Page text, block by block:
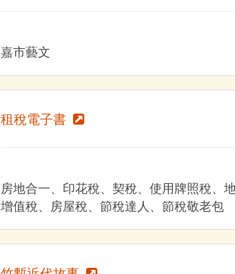
嘉市藝文
租稅電子書
房地合一、印花稅、契稅、使用牌照稅、
增值稅、房屋稅、節稅達人、節稅敬老包